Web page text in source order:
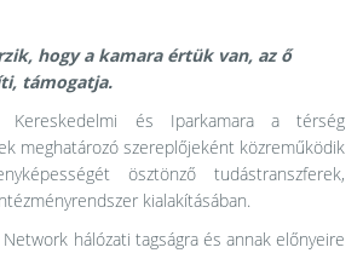
hogy a kamara értük van, az ő
támogatja.
Kereskedelmi és Iparkamara a térség
meghatározó szereplőjeként közreműködik
ösztönző tudástranszferek,
kialakításában.
hálózati tagságra és annak előnyeire